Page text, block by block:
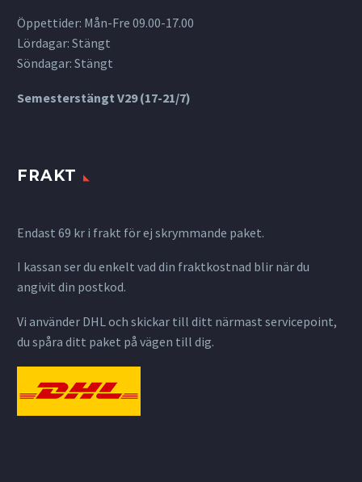
Öppettider: Mån-Fre 09.00-17.00
Lördagar: Stängt
Söndagar: Stängt
Semesterstängt V29 (17-21/7)
FRAKT
Endast 69 kr i frakt för ej skrymmande paket.
I kassan ser du enkelt vad din fraktkostnad blir när du
angivit din postkod.
Vi använder DHL och skickar till ditt närmast servicepoint,
du spåra ditt paket på vägen till dig.